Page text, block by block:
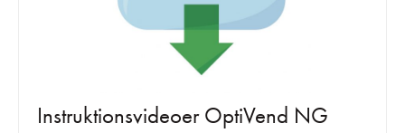
Instruktionsvideoer OptiVend NG